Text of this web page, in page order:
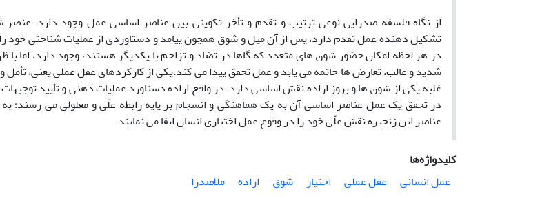
از نگاه فلسفه صدرایی نوعی ترتیب و تقدم و تأخر تکوینی بین عناصر اساسی عمل وجود دارد. عنصر
تشکیل دهنده عمل تقدم دارد، پس از آن میل و شوق همچون پیامد و دستاوردی از عملیات شناختی خود
در هر لحظه امکان حضور شوق های متعدد که گاها در تضاد و تزاحم با یکدیگر هستند، وجود دارد، اما با
شدید و غالب، تعارض ها خاتمه می یابد و عمل تحقق پیدا می کند.یکی از کارکردهای عقل عملی یعنی،
غلبه یکی از شوق ها و بروز اراده نقش اساسی دارد. در واقع اراده دستاورد عملیات ذهنی و تأیید
در تحقق یک عمل عناصر اساسی آن به یک هماهنگی و انسجام بر پایه رابطه علّی و معلولی می رسند؛
عناصر این زنجیره نقش علّی خود را در وقوع عمل اختیاری انسان ایفا می نمایند.
کلیدواژه‌ها
عمل انسانی
عقل عملی اختیار شوق اراده
ملاصدرا